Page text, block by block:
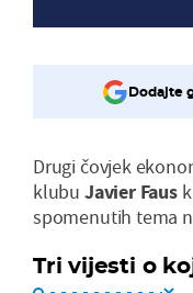
Dodajte
Drugi čovjek
klubu Javier Faus
spomenutih tema
Tri vijesti o